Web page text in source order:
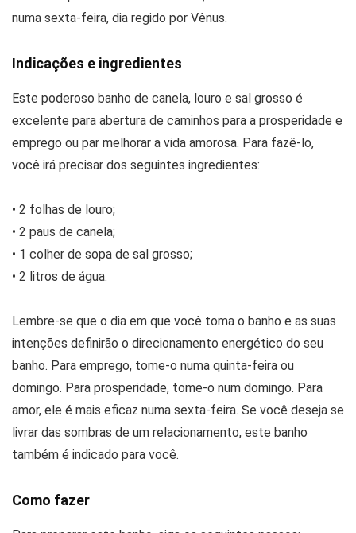
numa sexta-feira, dia regido por Vênus.
Indicações e ingredientes
Este poderoso banho de canela, louro e sal grosso é
excelente para abertura de caminhos para a prosperidade e
emprego ou par melhorar a vida amorosa. Para fazê-lo,
você irá precisar dos seguintes ingredientes:
• 2 folhas de louro;
• 2 paus de canela;
• 1 colher de sopa de sal grosso;
• 2 litros de água.
Lembre-se que o dia em que você toma o banho e as suas
intenções definirão o direcionamento energético do seu
banho. Para emprego, tome-o numa quinta-feira ou
domingo. Para prosperidade, tome-o num domingo. Para
amor, ele é mais eficaz numa sexta-feira. Se você deseja se
livrar das sombras de um relacionamento, este banho
também é indicado para você.
Como fazer